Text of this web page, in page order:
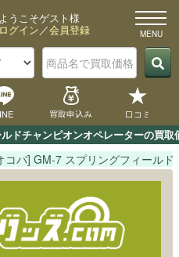
ドチャンピオンオペレーターの買
ようこそゲスト様
ログイン／会員登録
買取申込み 口コミ
コバ] GM-7 スプリングフィール